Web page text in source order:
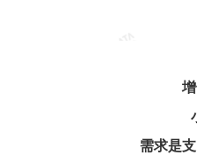
需求是